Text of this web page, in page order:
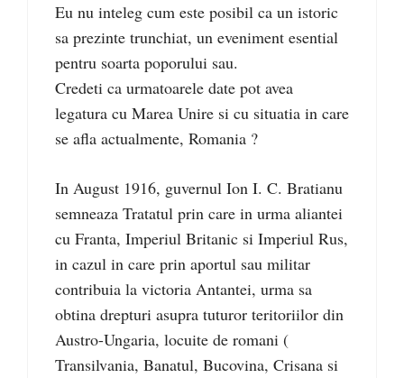
Eu nu inteleg cum este posibil ca un istoric
sa prezinte trunchiat, un eveniment esential
pentru soarta poporului sau.
Credeti ca urmatoarele date pot avea
legatura cu Marea Unire si cu situatia in care
se afla actualmente, Romania ?
In August 1916, guvernul Ion I. C. Bratianu
semneaza Tratatul prin care in urma aliantei
cu Franta, Imperiul Britanic si Imperiul Rus,
in cazul in care prin aportul sau militar
contribuia la victoria Antantei, urma sa
obtina drepturi asupra tuturor teritoriilor din
Austro-Ungaria, locuite de romani (
Transilvania, Banatul, Bucovina, Crisana si